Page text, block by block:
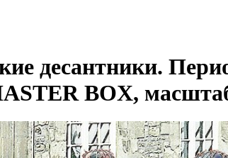
десантники.
BOX,